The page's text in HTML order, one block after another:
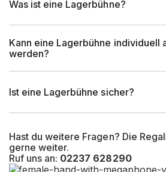
Rahmentyp (Profil)
Profilabmessung (mm)
Hast du weitere Fragen? Die
gerne weiter.
Ruf uns an: 02237 628290
Was ist eine Lagerbühne?
Kann eine Lagerbühne individuell
werden?
Ist eine Lagerbühne sicher?